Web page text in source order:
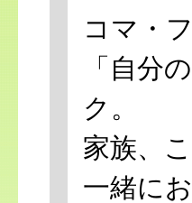
コマ・
「自分
ク。
家族、
一緒に